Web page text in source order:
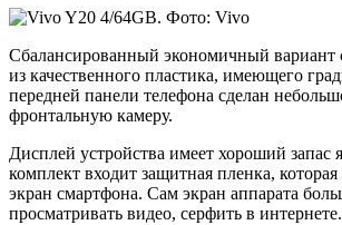
Сбалансированный экономичный вариант
из качественного пластика, имеющего
передней панели телефона сделан
фронтальную камеру.
Дисплей устройства имеет хороший запас
комплект входит защитная пленка, которая
экран смартфона. Сам экран аппарата
просматривать видео, серфить в интернете.